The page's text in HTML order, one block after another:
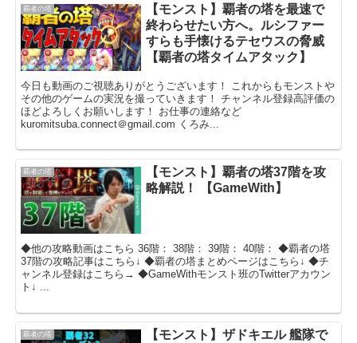
覇者の塔
【モンスト】覇者の塔を最速で
終わらせたい方へ。ルシファー
すらも手懐けるテセウスの脅威
【覇者の塔タイムアタック】
今日も動画のご視聴ありがとうございます！ これからもモンストや
その他のゲームの実況を撮っていきます！ チャンネル登録高評価の
ほどよろしくお願いします！ お仕事の連絡など
kuromitsuba.connect＠gmail.com くろみ...
覇者の塔
【モンスト】覇者の塔37階を攻
略解説！ 【GameWith】
◆他の攻略動画はこちら 36階： 38階： 39階： 40階： ◆覇者の塔
37階の攻略記事はこちら↓ ◆覇者の塔まとめページはこちら↓ ◆チ
ャンネル登録はこちら→ ◆GameWithモンスト班のTwitterアカウン
ト↓ ...
覇者の塔
【モンスト】ザドキエル 艦隊で